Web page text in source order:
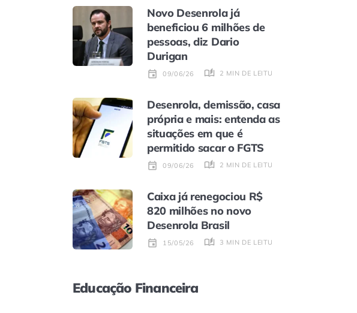
Novo Desenrola já
beneficiou 6 milhões de
pessoas, diz Dario
Durigan
09/06/26 2 MIN DE LEITURA
Desenrola, demissão, casa
própria e mais: entenda as
situações em que é
permitido sacar o FGTS
09/06/26 2 MIN DE LEITURA
Caixa já renegociou R$
820 milhões no novo
Desenrola Brasil
15/05/26 3 MIN DE LEITURA
Educação Financeira